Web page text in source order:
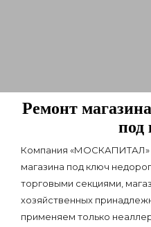
Ремонт
под
Компания «МОСКАПИТАЛ»
магазина под ключ
торговыми секциями,
хозяйственных
применяем только